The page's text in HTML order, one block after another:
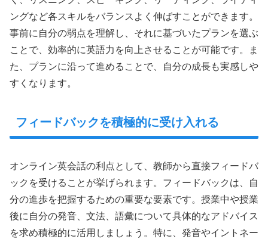
ングなど各スキルをバランスよく伸ばすことができます。
事前に自分の弱点を理解し、それに基づいたプランを選ぶ
ことで、効率的に英語力を向上させることが可能です。ま
た、プランに沿って進めることで、自分の成長も実感しや
すくなります。
フィードバックを積極的に受け入れる
オンライン英会話の利点として、教師から直接フィードバ
ックを受けることが挙げられます。フィードバックは、自
分の進歩を把握するための重要な要素です。授業中や授業
後に自分の発音、文法、語彙について具体的なアドバイス
を求め積極的に活用しましょう。特に、発音やイントネー